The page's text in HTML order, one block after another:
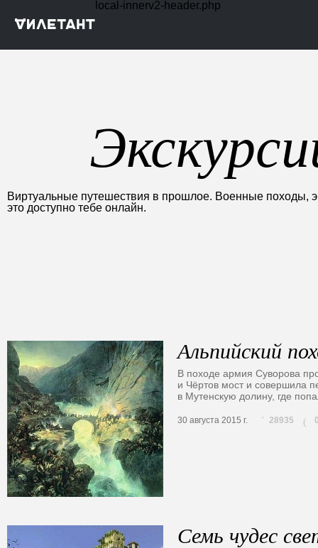
local-innerv2-header.php
Виртуальные путешествия в прошлое. Военные походы,
это доступно тебе онлайн.
Альпийский
В походе армия Суворова
и Чёртов мост и совершила
в Мутенскую долину, где
30 августа 2015 г. 28935 (
Семь чудес